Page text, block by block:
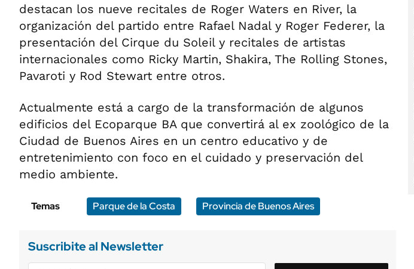
destacan los nueve recitales de Roger Waters en River, la
organización del partido entre Rafael Nadal y Roger Federer, la
presentación del Cirque du Soleil y recitales de artistas
internacionales como Ricky Martin, Shakira, The Rolling Stones,
Pavaroti y Rod Stewart entre otros.
Actualmente está a cargo de la transformación de algunos
edificios del Ecoparque BA que convertirá al ex zoológico de la
Ciudad de Buenos Aires en un centro educativo y de
entretenimiento con foco en el cuidado y preservación del
medio ambiente.
Temas Parque de la Costa Provincia de Buenos Aires
Suscribite al Newsletter